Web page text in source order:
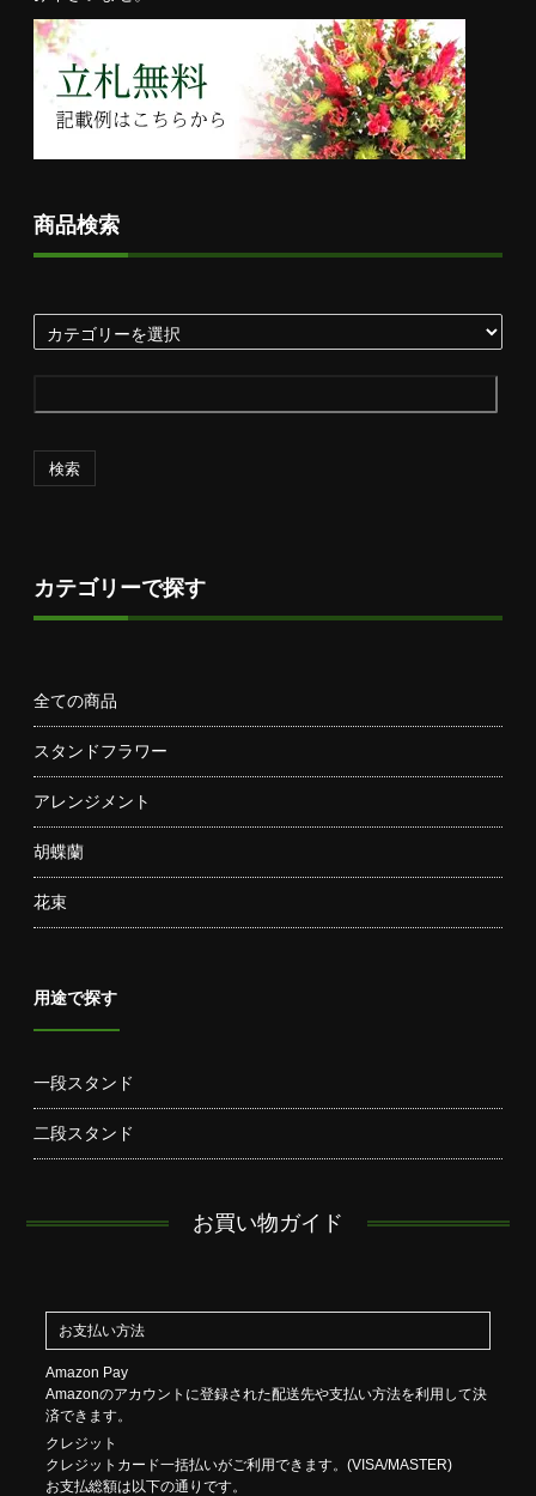
商品検索
検索
カテゴリーで探す
全ての商品
スタンドフラワー
アレンジメント
胡蝶蘭
花束
用途で探す
一段スタンド
二段スタンド
お買い物ガイド
お支払い方法
Amazon Pay
Amazonのアカウントに登録された配送先や支払い方法を利用して決
済できます。
クレジット
クレジットカード一括払いがご利用できます。(VISA/MASTER)
お支払総額は以下の通りです。